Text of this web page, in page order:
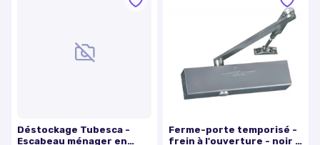
Déstockage Tubesca -
Escabeau ménager en
Ferme-porte temporisé -
frein à l'ouverture - noir -